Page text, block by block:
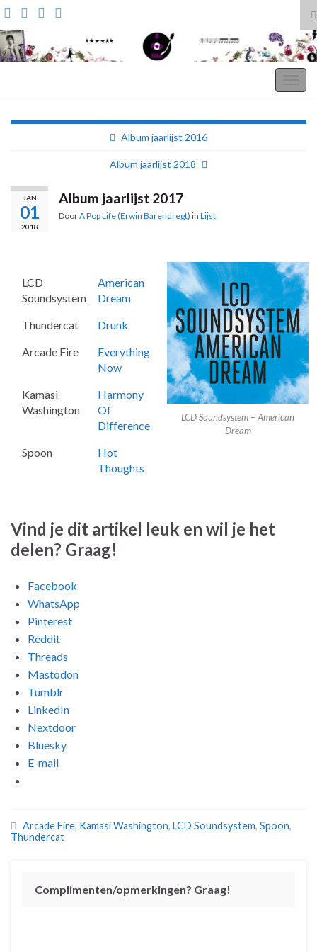
Search for:
Album jaarlijst 2016
Album jaarlijst 2018
JAN
01
2018
Album jaarlijst 2017
DoorA Pop Life (Erwin Barendregt) in Lijst
LCD
Soundsystem
American
Dream
Thundercat
Drunk
Arcade Fire
Everything
Now
Kamasi
Washington
Harmony
Of
Difference
Spoon
Hot
Thoughts
LCD Soundsystem – American
Dream
Vind je dit artikel leuk en wil je het
delen? Graag!
Facebook
WhatsApp
Pinterest
Reddit
Threads
Mastodon
Tumblr
LinkedIn
Nextdoor
Bluesky
E-mail
Arcade Fire, Kamasi Washington, LCD Soundsystem, Spoon,
Thundercat
Complimenten/opmerkingen? Graag!